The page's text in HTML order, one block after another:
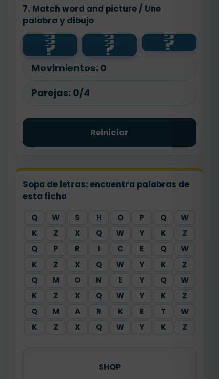
7. Match word and picture / Une
palabra y dibujo
?
🎒 ?
sleep ?
😴
?
go to
school ?
brush
teeth ?
⏰
?
🪥 ?
wake up
Movimientos: 0
Parejas: 0/4
Reiniciar
Sopa de letras: encuentra palabras de
esta ficha
Q W S H O P Q
W
K
Z X Q W Y K
Z
Q
P R I C E Q
W
K
Z X Q W Y K
Z
Q
M O N E Y Q
W
K
Z X Q W Y K
Z
Q
M A R K E T
W
K
Z X Q W Y K Z
SHOP